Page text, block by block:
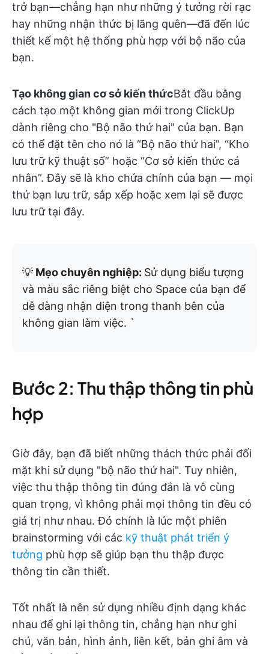
trở bạn—chẳng hạn như những ý tưởng rời rạc
hay những nhận thức bị lãng quên—đã đến lúc
thiết kế một hệ thống phù hợp với bộ não của
bạn.
Tạo không gian cơ sở kiến thứcBắt đầu bằng
cách tạo một không gian mới trong ClickUp
dành riêng cho "Bộ não thứ hai" của bạn. Bạn
có thể đặt tên cho nó là “Bộ não thứ hai”, “Kho
lưu trữ kỹ thuật số” hoặc “Cơ sở kiến thức cá
nhân”. Đây sẽ là kho chứa chính của bạn — mọi
thứ bạn lưu trữ, sắp xếp hoặc xem lại sẽ được
lưu trữ tại đây.
💡 Mẹo chuyên nghiệp: Sử dụng biểu tượng
và màu sắc riêng biệt cho Space của bạn để
dễ dàng nhận diện trong thanh bên của
không gian làm việc. `
Bước 2: Thu thập thông tin phù
hợp
Giờ đây, bạn đã biết những thách thức phải đối
mặt khi sử dụng "bộ não thứ hai". Tuy nhiên,
việc thu thập thông tin đúng đắn là vô cùng
quan trọng, vì không phải mọi thông tin đều có
giá trị như nhau. Đó chính là lúc một phiên
brainstorming với các kỹ thuật phát triển ý
tưởng phù hợp sẽ giúp bạn thu thập được
thông tin cần thiết.
Tốt nhất là nên sử dụng nhiều định dạng khác
nhau để ghi lại thông tin, chẳng hạn như ghi
chú, văn bản, hình ảnh, liên kết, bản ghi âm và